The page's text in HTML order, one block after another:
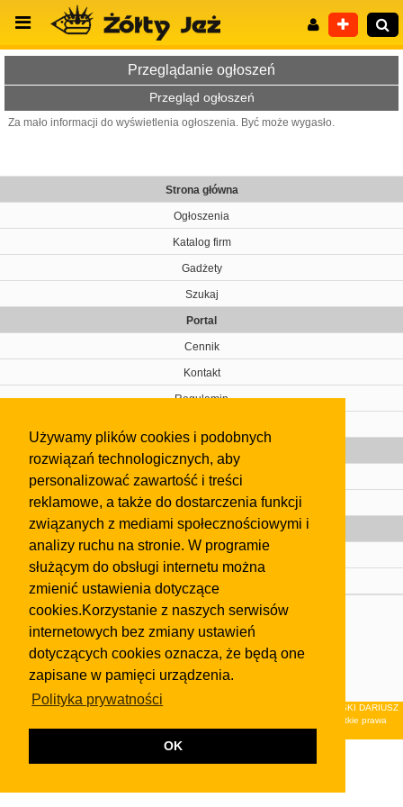
Używamy plików cookies i podobnych
rozwiązań technologicznych, aby
personalizować zawartość i treści
reklamowe, a także do dostarczenia funkcji
związanych z mediami społecznościowymi i
analizy ruchu na stronie. W programie
służącym do obsługi internetu można
zmienić ustawienia dotyczące
cookies.Korzystanie z naszych serwisów
internetowych bez zmiany ustawień
dotyczących cookies oznacza, że będą one
zapisane w pamięci urządzenia.
Polityka prywatności
OK
Przeglądanie ogłoszeń
Przegląd ogłoszeń
Za mało informacji do wyświetlenia ogłoszenia. Być może wygasło.
Strona główna
Ogłoszenia
Katalog firm
Gadżety
Szukaj
Portal
Cennik
Kontakt
Regulamin
Gazeta
Olkusz
Kontakt
Strefa dla biznesu
Biura nieruchomości
Dealerzy i autokomisy
Skontaktuj się z nami
regulaminuiPolityki Prywatności.
Klauzula FB
© 2026Wydawnictwo NEON sp. z o.o. (dawniej: FIRMA NEON MAREK KLUCZEWSKI DARIUSZ
KRAWCZYK s.c.) z siedzibą w Olkuszu, ul.Żuradzka 15, 32-300 Olkusz . Wszystkie prawa